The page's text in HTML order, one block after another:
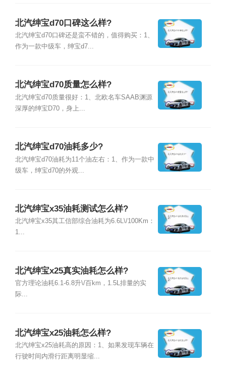
北汽绅宝d70口碑这么样?
北汽绅宝d70口碑还是蛮不错的，值得购买：1、
作为一款中级车，绅宝d7...
北汽绅宝d70质量怎么样?
北汽绅宝d70质量很好：1、北欧名车SAAB渊源
深厚的绅宝D70，身上...
北汽绅宝d70油耗多少?
北汽绅宝d70油耗为11个油左右：1、作为一款中
级车，绅宝d70的外观...
北汽绅宝x35油耗测试怎么样?
北汽绅宝x35其工信部综合油耗为6.6L\/100Km：
1...
北汽绅宝x25真实油耗怎么样?
官方理论油耗6.1-6.8升\/百km，1.5L排量的实
际...
北汽绅宝x25油耗怎么样?
北汽绅宝x25油耗高的原因：1、如果发现车辆在
行驶时间内滑行距离明显缩...